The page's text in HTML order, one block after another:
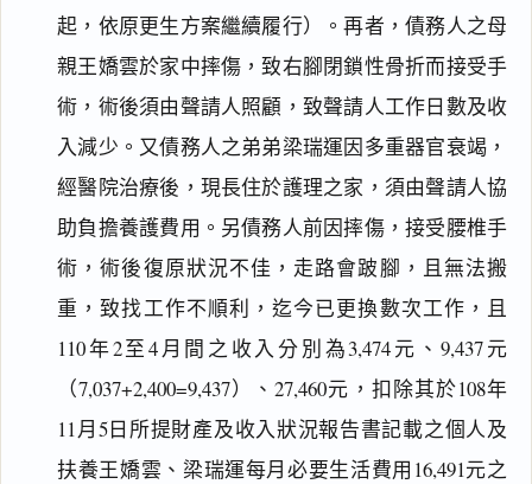
起，依原更生方案繼續履行）。再者，債務人之母
親王嬌雲於家中摔傷，致右腳閉鎖性骨折而接受手
術，術後須由聲請人照顧，致聲請人工作日數及收
入減少。又債務人之弟弟梁瑞運因多重器官衰竭，
經醫院治療後，現長住於護理之家，須由聲請人協
助負擔養護費用。另債務人前因摔傷，接受腰椎手
術，術後復原狀況不佳，走路會跛腳，且無法搬
重，致找工作不順利，迄今已更換數次工作，且
110年2至4月間之收入分別為3,474元、9,437元
（7,037+2,400=9,437）、27,460元，扣除其於108年
11月5日所提財產及收入狀況報告書記載之個人及
扶養王嬌雲、梁瑞運每月必要生活費用16,491元之